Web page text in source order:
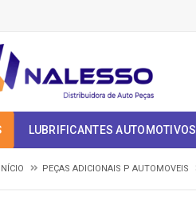
LUBRIFICANTES AUTOMOTIVOS
INÍCIO PEÇAS ADICIONAIS P AUTOMOVEIS